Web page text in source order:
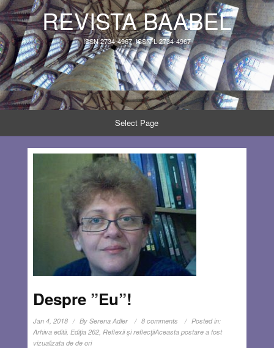
REVISTA BAABEL
ISSN 2734-4967, ISSN-L 2734-4967
Select Page
Despre ”Eu”!
Jan 4, 2018 By Serena Adler 8 comments
Posted in:
Arhiva editii, Ediţia 262, Reflexii şi reflecţiiAceasta postare a fost
vizualizata de de ori